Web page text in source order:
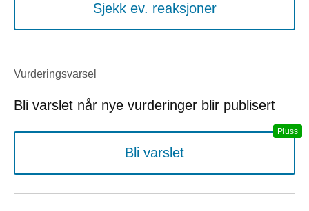
Sjekk ev. reaksjoner
Vurderings­varsel
Bli varslet når nye vurderinger blir publisert
Bli varslet